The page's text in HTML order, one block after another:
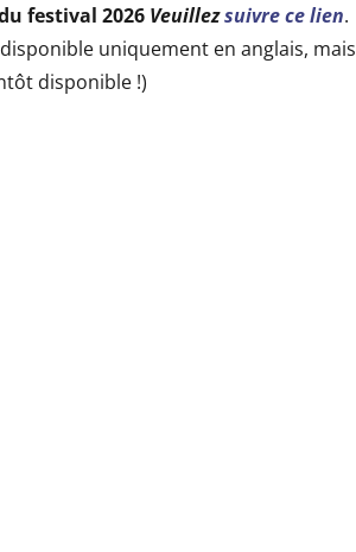
festival 2026 Veuillezsuivre ce lien.
uniquement en anglais, mais
disponible !)